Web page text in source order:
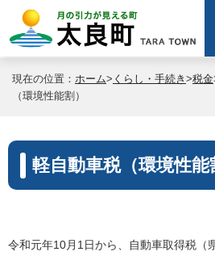
現在の位置： ホーム> くらし・手続き >税金
（環境性能割）
軽自動車税（環境性能
令和元年10月1日から、自動車取得税（